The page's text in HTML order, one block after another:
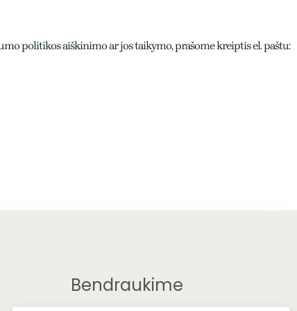
politikos aiškinimo ar jos taikymo, prašome kreiptis el. paštu:
Bendraukime
F I Y E